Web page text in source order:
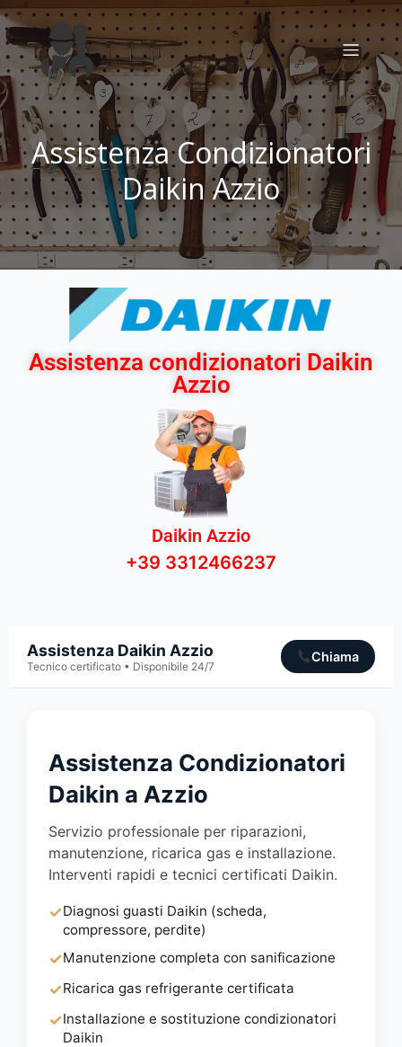
Assistenza Condizionatori
Daikin Azzio
Assistenza condizionatori Daikin
Azzio
Daikin Azzio
+39 3312466237
Assistenza Daikin Azzio
Tecnico certificato • Disponibile 24/7
Chiama
Assistenza Condizionatori
Daikin a Azzio
Servizio professionale per riparazioni,
manutenzione, ricarica gas e installazione.
Interventi rapidi e tecnici certificati Daikin.
✓Diagnosi guasti Daikin (scheda,
compressore, perdite)
✓Manutenzione completa con sanificazione
✓Ricarica gas refrigerante certificata
✓Installazione e sostituzione condizionatori
Daikin